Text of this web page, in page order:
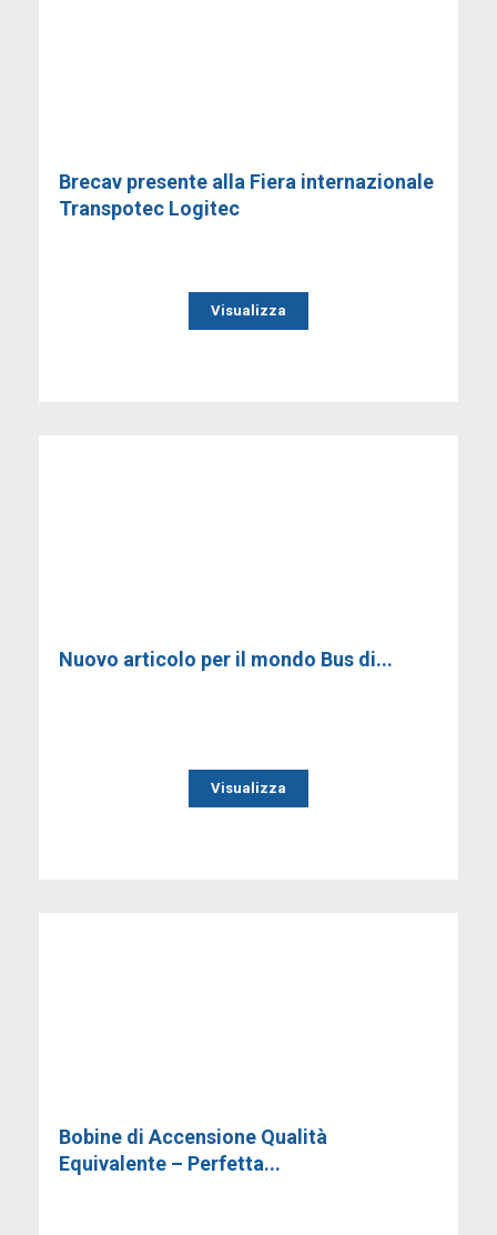
Brecav presente alla Fiera internazionale
Transpotec Logitec
Visualizza
Nuovo articolo per il mondo Bus di...
Visualizza
Bobine di Accensione Qualità
Equivalente – Perfetta...